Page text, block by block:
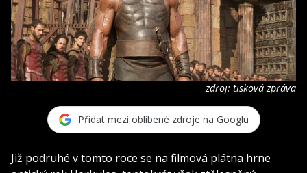
zdroj: tisková zpráva
Přidat mezi oblíbené zdroje na Googlu
Již podruhé v tomto roce se na filmová plátna hrne